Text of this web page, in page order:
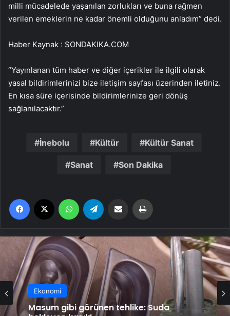
milli mücadelede yaşanılan zorlukları ve buna rağmen
verilen emeklerin ne kadar önemli olduğunu anladım” dedi.
Haber Kaynak : SONDAKIKA.COM
“Yayınlanan tüm haber ve diğer içerikler ile ilgili olarak
yasal bildirimlerinizi bize iletişim sayfası üzerinden iletiniz.
En kısa süre içerisinde bildirimlerinize geri dönüş
sağlanılacaktır.”
İnebolu Kültür Kültür Sanat
Sanat Son Dakika
Facebook WhatsApp Email'den paylaş
Ekonomi
Ekonomi